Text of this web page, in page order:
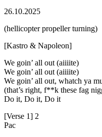
26.10.2025
(hellicopter propeller turning)
[Kastro & Napoleon]
We goin’ all out (aiiiite)
We goin’ all out (aiiiite)
We goin’ all out, whatch ya
(that’s right, f**k these fag
Do it, Do it, Do it
[Verse 1] 2
Pac